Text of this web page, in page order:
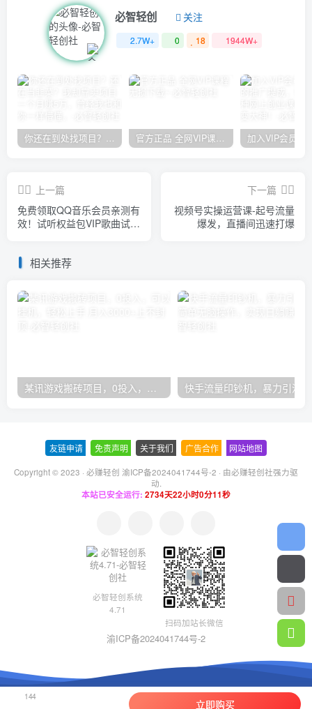
必智轻创 关注
2.7W+ 0 18 1944W+
你还在到处找项目？还在当韭菜？我却靠卖项目一个月赚5万，曾经我也和你一样懵懂。 官方正品 全网VIP课程 无损下载~
上一篇
免费领取QQ音乐会员亲测有
效！试听权益包VIP歌曲试听
下一篇
视频号实操运营课-起号流量
爆发，直播间迅速打爆
相关推荐
友链申请 免责声明 关于我们 广告合作 网站地图
Copyright © 2023 · 必赚轻创 渝ICP备2024041744号-2 · 由必赚轻创社强力驱
动.
本站已安全运行: 2734天22小时0分12秒
必智轻创系统
4.71
扫码加站长微信
渝ICP备2024041744号-2
144
立即购买